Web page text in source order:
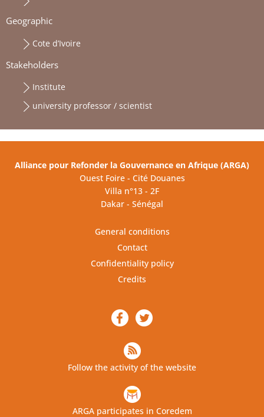
Geographic
Cote d’Ivoire
Stakeholders
Institute
university professor / scientist
Alliance pour Refonder la Gouvernance en Afrique (ARGA)
Ouest Foire - Cité Douanes
Villa n°13 - 2F
Dakar - Sénégal
General conditions
Contact
Confidentiality policy
Credits
Follow the activity of the website
ARGA participates in Coredem